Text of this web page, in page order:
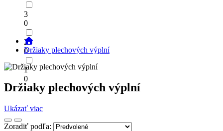
3
0
2
0
1
0
Držiaky plechových výplní
Držiaky plechových výplní
Ukázať viac
Zoradiť podľa: